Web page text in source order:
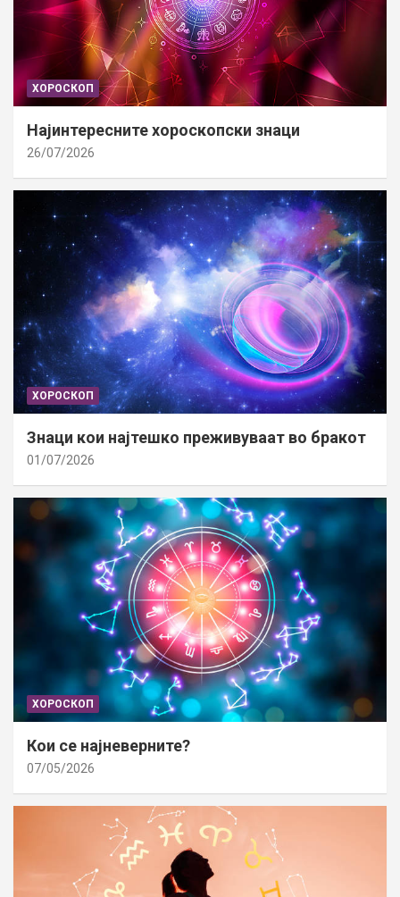
ХОРОСКОП
Најинтересните хороскопски знаци
26/07/2026
ХОРОСКОП
Знаци кои најтешко преживуваат во бракот
01/07/2026
ХОРОСКОП
Кои се најневерните?
07/05/2026